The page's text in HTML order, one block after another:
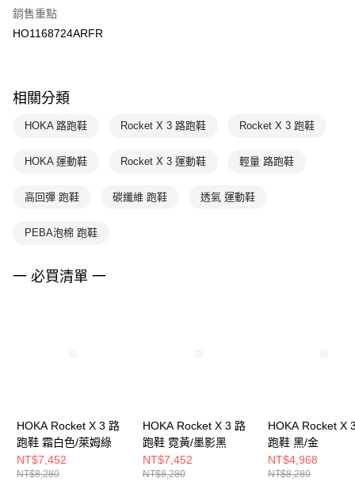
銷售重點
HO1168724ARFR
相關分類
HOKA 路跑鞋 Rocket X 3 路跑鞋 Rocket X 3 跑鞋
HOKA 運動鞋 Rocket X 3 運動鞋 輕量 路跑鞋
高回彈 跑鞋 碳纖維 跑鞋 透氣 運動鞋
PEBA泡棉 跑鞋
一 必買清單 一
HOKA Rocket X 3 路
跑鞋 霜白色/萊姆綠
NT$7,452
NT$8,280
HOKA Rocket X 3 路
跑鞋 霓黃/墨影黑
NT$7,452
NT$8,280
HOKA Rocket X
跑鞋 黑/金
NT$4,968
NT$8,280